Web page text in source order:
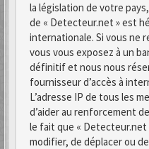
la législation de votre
de « Detecteur.net » est
internationale. Si vous ne
vous vous exposez à un
définitif et nous nous
fournisseur d’accès à
L’adresse IP de tous les
d’aider au renforcement
le fait que « Detecteur.net
modifier, de déplacer ou